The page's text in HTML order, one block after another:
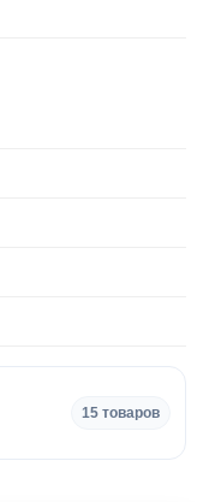
15 товаров